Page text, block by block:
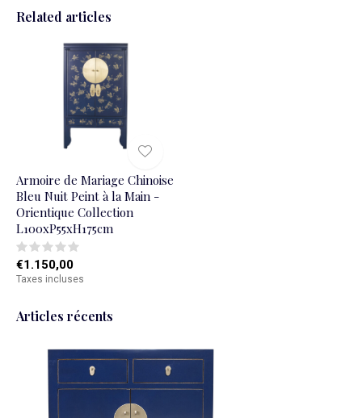
Related articles
Armoire de Mariage Chinoise
Bleu Nuit Peint à la Main -
Orientique Collection
L100xP55xH175cm
€1.150,00
Taxes incluses
Articles récents